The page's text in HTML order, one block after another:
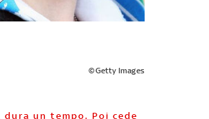
©Getty Images